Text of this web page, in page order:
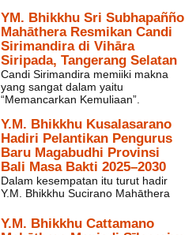
YM. Bhikkhu Sri Subhapañño
Mahāthera Resmikan Candi
Sirimandira di Vihāra
Siripada, Tangerang Selatan
Candi Sirimandira memiiki makna
yang sangat dalam yaitu
“Memancarkan Kemuliaan”.
Y.M. Bhikkhu Kusalasarano
Hadiri Pelantikan Pengurus
Baru Magabudhi Provinsi
Bali Masa Bakti 2025–2030
Dalam kesempatan itu turut hadir
Y.M. Bhikkhu Sucirano Mahāthera
Y.M. Bhikkhu Cattamano